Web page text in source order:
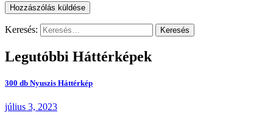
Keresés:
Legutóbbi Háttérképek
300 db Nyuszis Háttérkép
július 3, 2023